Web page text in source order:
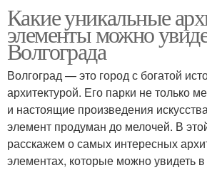
Какие уникальные
элементы можно
Волгограда
Волгоград — это город с богатой
архитектурой. Его парки не только
и настоящие произведения
элемент продуман до мелочей. В
расскажем о самых интересных
элементах, которые можно увидеть